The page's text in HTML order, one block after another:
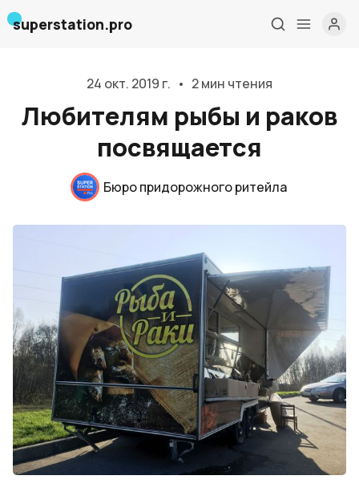
Дизайн и проектирование
Консалтинг и обучение
Блог
События
Контакты
Лучшие АЗС мира
superstation.pro
24 окт. 2019 г. • 2 мин чтения
Любителям рыбы и раков
посвящается
Бюро придорожного ритейла